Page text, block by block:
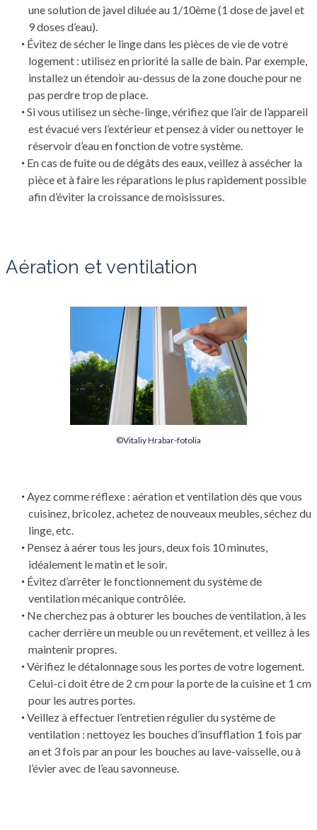
une solution de javel diluée au 1/10ème (1 dose de javel et
9 doses d’eau).
Évitez de sécher le linge dans les pièces de vie de votre
logement : utilisez en priorité la salle de bain. Par exemple,
installez un étendoir au-dessus de la zone douche pour ne
pas perdre trop de place.
Si vous utilisez un sèche-linge, vérifiez que l’air de l’appareil
est évacué vers l’extérieur et pensez à vider ou nettoyer le
réservoir d’eau en fonction de votre système.
En cas de fuite ou de dégâts des eaux, veillez à assécher la
pièce et à faire les réparations le plus rapidement possible
afin d’éviter la croissance de moisissures.
Aération et ventilation
©Vitaliy Hrabar-fotolia
Ayez comme réflexe : aération et ventilation dès que vous
cuisinez, bricolez, achetez de nouveaux meubles, séchez du
linge, etc.
Pensez à aérer tous les jours, deux fois 10 minutes,
idéalement le matin et le soir.
Évitez d’arrêter le fonctionnement du système de
ventilation mécanique contrôlée.
Ne cherchez pas à obturer les bouches de ventilation, à les
cacher derrière un meuble ou un revêtement, et veillez à les
maintenir propres.
Vérifiez le détalonnage sous les portes de votre logement.
Celui-ci doit être de 2 cm pour la porte de la cuisine et 1 cm
pour les autres portes.
Veillez à effectuer l’entretien régulier du système de
ventilation : nettoyez les bouches d’insufflation 1 fois par
an et 3 fois par an pour les bouches au lave-vaisselle, ou à
l’évier avec de l’eau savonneuse.